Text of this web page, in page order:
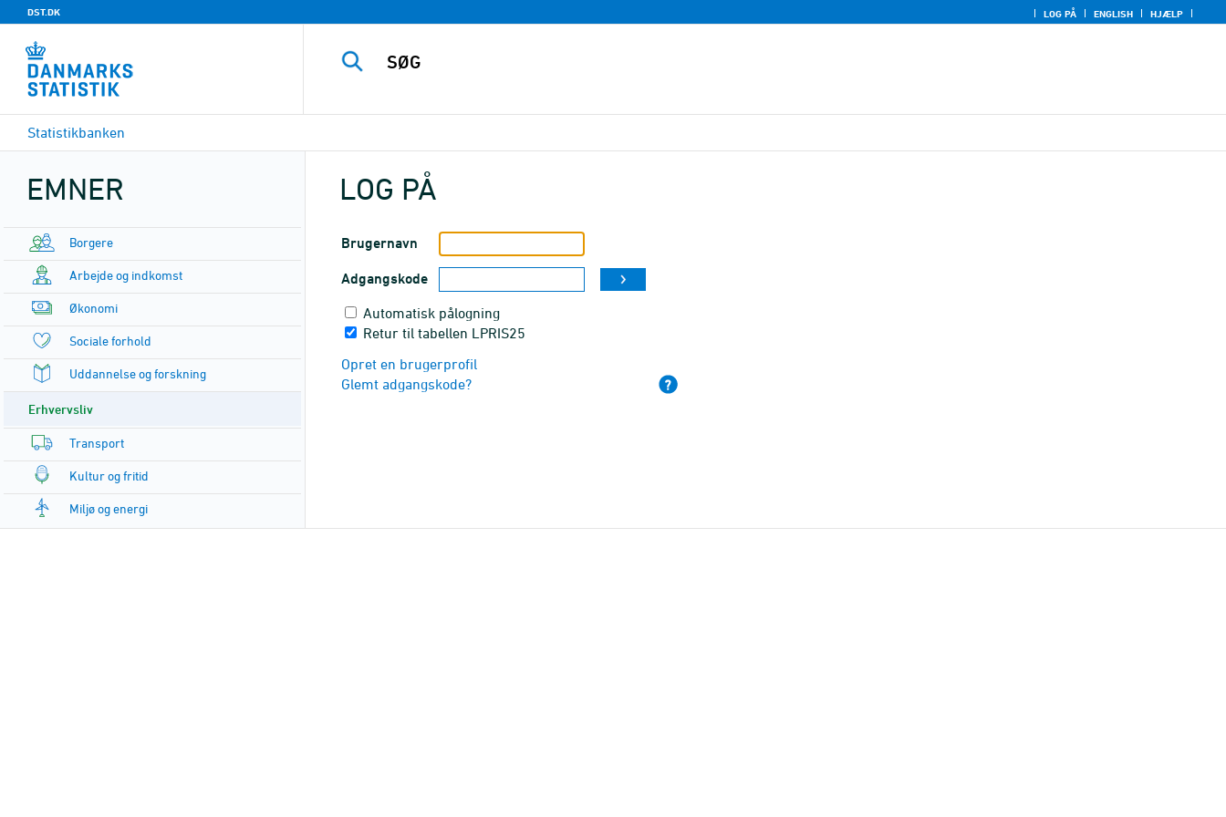
DST.DK LOG PÅ ENGLISH HJÆLP
Statistikbanken
EMNER
Borgere
Arbejde og indkomst
Økonomi
Sociale forhold
Uddannelse og forskning
Erhvervsliv
Transport
Kultur og fritid
Miljø og energi
LOG PÅ
Brugernavn
Adgangskode
Automatisk pålogning
Retur til tabellen LPRIS25
Opret en brugerprofil
Glemt adgangskode?